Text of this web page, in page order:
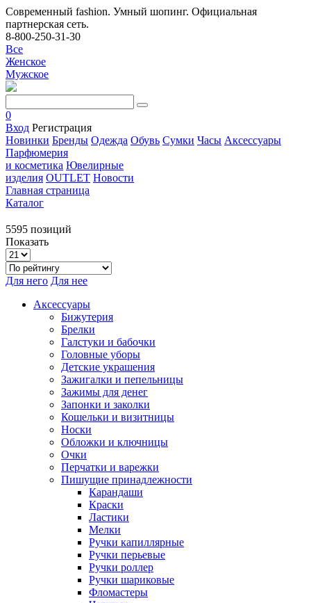
Современный fashion. Умный шопинг. Официальная
партнерская сеть.
8-800-250-31-30
Все
Женское
Мужское
0
Вход Регистрация
Новинки Бренды Одежда Обувь Сумки Часы Аксессуары
Парфюмерия
и косметика Ювелирные
изделия OUTLET Новости
Главная страница
Каталог
5595 позиций
Показать
Для него Для нее
Аксессуары
Бижутерия
Брелки
Галстуки и бабочки
Головные уборы
Детские украшения
Зажигалки и пепельницы
Зажимы для денег
Запонки и заколки
Кошельки и визитницы
Носки
Обложки и ключницы
Очки
Перчатки и варежки
Пишущие принадлежности
Карандаши
Краски
Ластики
Мелки
Ручки капиллярные
Ручки перьевые
Ручки роллер
Ручки шариковые
Фломастеры